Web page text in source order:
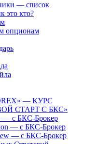
— список
это кто?
опционам
— КУРС
СТАРТ С БКС»
— с БКС-Брокер
— с БКС-Брокер
— с БКС-Брокер